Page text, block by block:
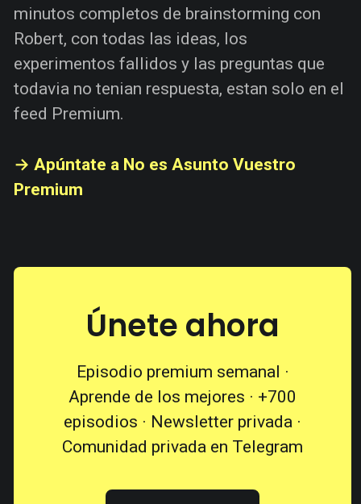
minutos completos de brainstorming con
Robert, con todas las ideas, los
experimentos fallidos y las preguntas que
todavia no tenian respuesta, estan solo en el
feed Premium.
→ Apúntate a No es Asunto Vuestro
Premium
Únete ahora
Episodio premium semanal ·
Aprende de los mejores · +700
episodios · Newsletter privada ·
Comunidad privada en Telegram